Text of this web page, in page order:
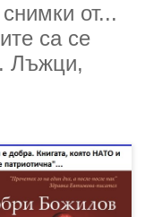
от...
са се
Лъжци,